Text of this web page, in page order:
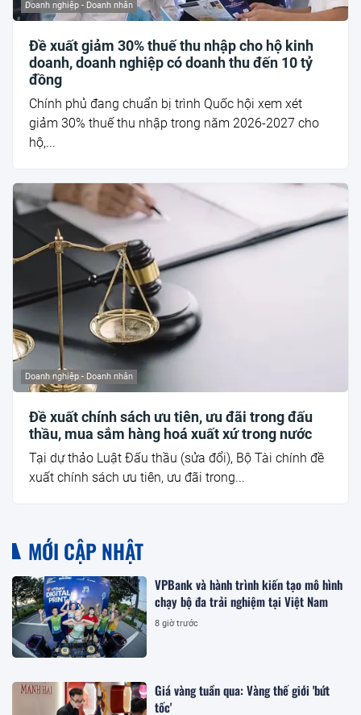
Doanh nghiệp - Doanh nhân
Đề xuất giảm 30% thuế thu nhập cho hộ kinh
doanh, doanh nghiệp có doanh thu đến 10 tỷ
đồng
Chính phủ đang chuẩn bị trình Quốc hội xem xét
giảm 30% thuế thu nhập trong năm 2026-2027 cho
hộ,...
Doanh nghiệp - Doanh nhân
Đề xuất chính sách ưu tiên, ưu đãi trong đấu
thầu, mua sắm hàng hoá xuất xứ trong nước
Tại dự thảo Luật Đấu thầu (sửa đổi), Bộ Tài chính đề
xuất chính sách ưu tiên, ưu đãi trong...
MỚI CẬP NHẬT
VPBank và hành trình kiến tạo mô hình
chạy bộ đa trải nghiệm tại Việt Nam
8 giờ trước
Giá vàng tuần qua: Vàng thế giới 'bứt
tốc'